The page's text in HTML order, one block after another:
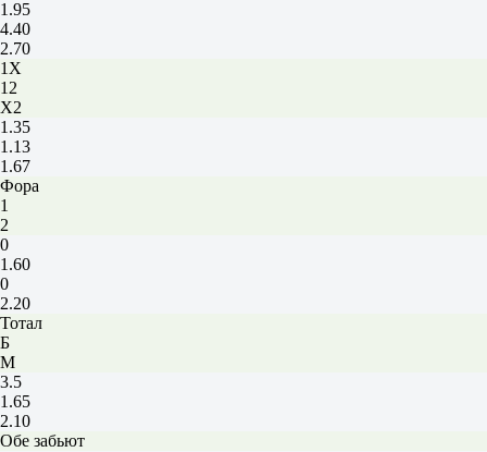
1.95
4.40
2.70
1X
12
X2
1.35
1.13
1.67
Фора
1
2
0
1.60
0
2.20
Тотал
Б
М
3.5
1.65
2.10
Обе забьют